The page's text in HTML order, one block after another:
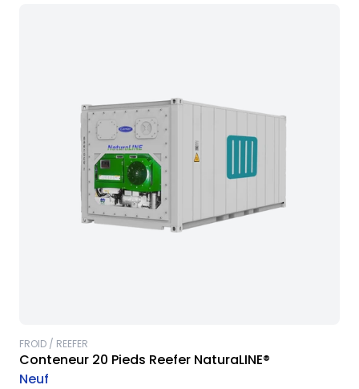
FROID / REEFER
Conteneur 20 Pieds Reefer NaturaLINE®
Neuf